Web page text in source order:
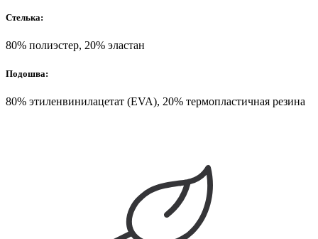
Стелька:
80% полиэстер, 20% эластан
Подошва:
80% этиленвинилацетат (EVA), 20% термопластичная резина